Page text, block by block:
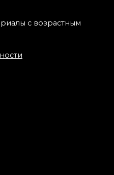
с возрастным